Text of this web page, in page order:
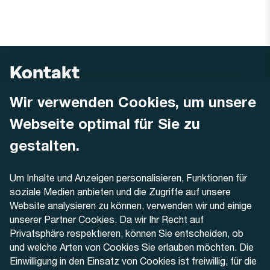
Wir verwenden Cookies, um unsere
Webseite optimal für Sie zu
gestalten.
Um Inhalte und Anzeigen personalisieren, Funktionen für
soziale Medien anbieten und die Zugriffe auf unsere
Website analysieren zu können, verwenden wir und einige
unserer Partner Cookies. Da wir Ihr Recht auf
Privatsphäre respektieren, können Sie entscheiden, ob
und welche Arten von Cookies Sie erlauben möchten. Die
Einwilligung in den Einsatz von Cookies ist freiwillig, für die
Kontakt
AREMO
Dornacherstrasse 48
4500 Solothurn
+41 32 622 37 22
Kontaktformular